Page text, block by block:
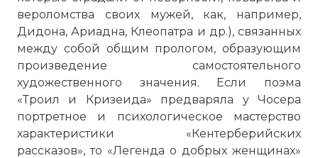
веролом­ства своих мужей, как, например,
Дидона, Ариадна, Клеопатра и др.), связанных
между собой общим прологом, образующим
произведение самостоятельного
художественного значения. Если поэма
«Троил и Кризеида» предваряла у Чосера
портретное и психологическое мастерство
характеристики «Кентерберийских
рассказов», то «Легенда о добрых женщинах»